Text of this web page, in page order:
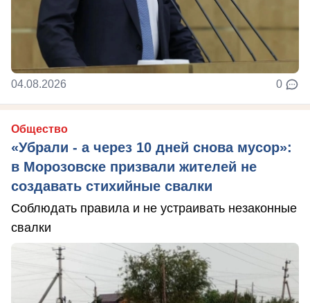
04.08.2026 0
Общество
«Убрали - а через 10 дней снова мусор»:
в Морозовске призвали жителей не
создавать стихийные свалки
Соблюдать правила и не устраивать незаконные
свалки